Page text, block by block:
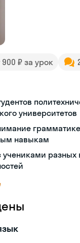
900 ₽ за урок
университетов
навыкам
учениками разных